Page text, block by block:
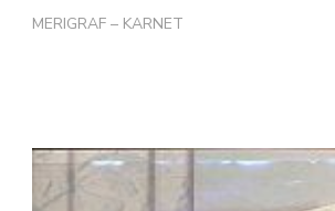
MERIGRAF – KARNET